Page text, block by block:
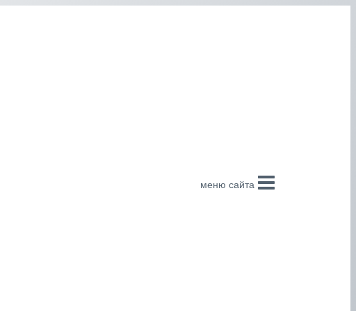
меню сайта